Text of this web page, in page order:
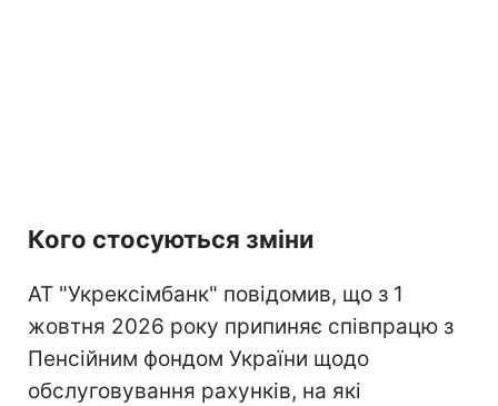
Кого стосуються зміни
АТ "Укрексімбанк" повідомив, що з 1
жовтня 2026 року припиняє співпрацю з
Пенсійним фондом України щодо
обслуговування рахунків, на які